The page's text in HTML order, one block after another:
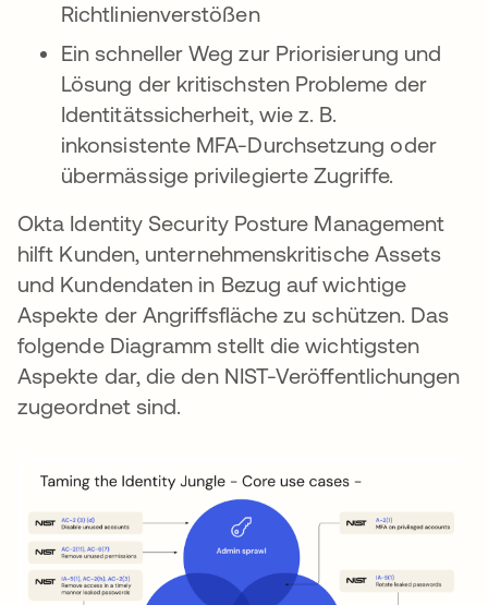
Richtlinienverstößen
Ein schneller Weg zur Priorisierung und
Lösung der kritischsten Probleme der
Identitätssicherheit, wie z. B.
inkonsistente MFA-Durchsetzung oder
übermässige privilegierte Zugriffe.
Okta Identity Security Posture Management
hilft Kunden, unternehmenskritische Assets
und Kundendaten in Bezug auf wichtige
Aspekte der Angriffsfläche zu schützen. Das
folgende Diagramm stellt die wichtigsten
Aspekte dar, die den NIST-Veröffentlichungen
zugeordnet sind.